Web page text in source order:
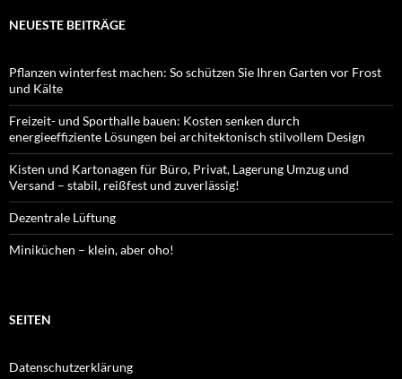
NEUESTE BEITRÄGE
Pflanzen winterfest machen: So schützen Sie Ihren Garten vor Frost
und Kälte
Freizeit- und Sporthalle bauen: Kosten senken durch
energieeffiziente Lösungen bei architektonisch stilvollem Design
Kisten und Kartonagen für Büro, Privat, Lagerung Umzug und
Versand – stabil, reißfest und zuverlässig!
Dezentrale Lüftung
Miniküchen – klein, aber oho!
SEITEN
Datenschutzerklärung